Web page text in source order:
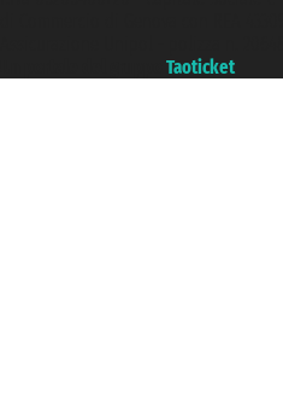
Taoticket